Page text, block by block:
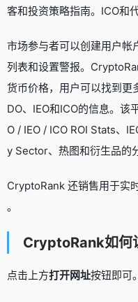
客和投资策略指南。ICO和
市场参与者可以创建用户帐
列表和设置警报。
货币价格，用户可以找到更
DO、IEO和ICO的信息。该
O / IEO / ICO ROI Stats、
y Sector、热图和衍生品的
CryptoRank 还销售用于实
。
CryptoRank如何
点击上方打开网址按钮即可。